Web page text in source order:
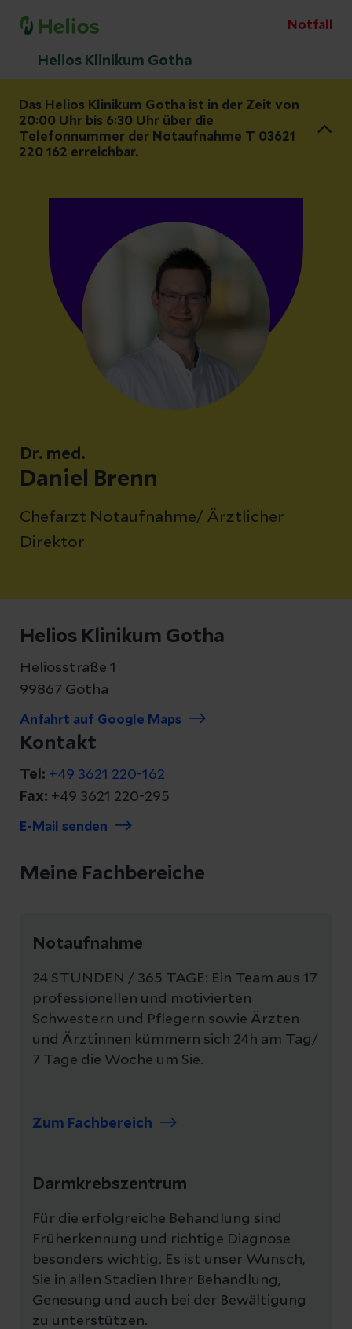
Notfall
Helios Klinikum Gotha
Das Helios Klinikum Gotha ist in der Zeit von
20:00 Uhr bis 6:30 Uhr über die
Telefonnummer der Notaufnahme T 03621
220 162 erreichbar.
Dr. med.
Daniel Brenn
Chefarzt Notaufnahme/ Ärztlicher
Direktor
Helios Klinikum Gotha
Heliosstraße 1
99867 Gotha
Anfahrt auf Google Maps
Kontakt
Tel: +49 3621 220-162
Fax: +49 3621 220-295
E-Mail senden
Meine Fachbereiche
Notaufnahme
24 STUNDEN / 365 TAGE: Ein Team aus 17
professionellen und motivierten
Schwestern und Pflegern sowie Ärzten
und Ärztinnen kümmern sich 24h am Tag/
7 Tage die Woche um Sie.
Zum Fachbereich
Darmkrebszentrum
Für die erfolgreiche Behandlung sind
Früherkennung und richtige Diagnose
besonders wichtig. Es ist unser Wunsch,
Sie in allen Stadien Ihrer Behandlung,
Genesung und auch bei der Bewältigung
zu unterstützen.